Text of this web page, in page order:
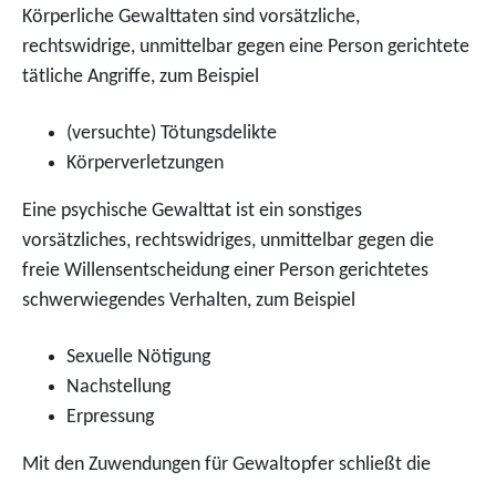
Körperliche Gewalttaten sind vorsätzliche,
rechtswidrige, unmittelbar gegen eine Person gerichtete
tätliche Angriffe, zum Beispiel
(versuchte) Tötungsdelikte
Körperverletzungen
Eine psychische Gewalttat ist ein sonstiges
vorsätzliches, rechtswidriges, unmittelbar gegen die
freie Willensentscheidung einer Person gerichtetes
schwerwiegendes Verhalten, zum Beispiel
Sexuelle Nötigung
Nachstellung
Erpressung
Mit den Zuwendungen für Gewaltopfer schließt die